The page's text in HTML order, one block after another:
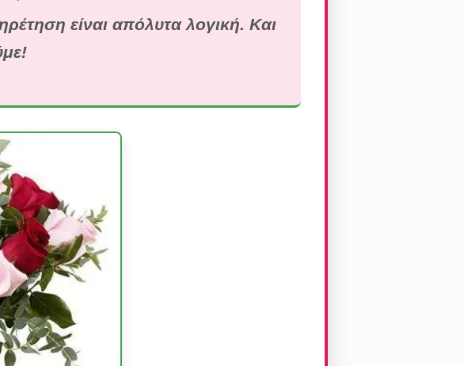
είναι απόλυτα λογική. Και